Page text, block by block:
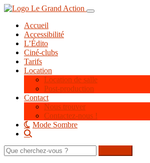
Aller
contenu
principal
Toggle navigation
Accueil
Accessibilité
L’Édito
Ciné-clubs
Tarifs
Location
Location de salle
Post-production
Contact
Nous trouver
Contactez-nous !
Mode Sombre
Rechercher
sur